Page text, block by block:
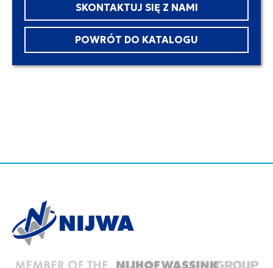
SKONTAKTUJ SIĘ Z NAMI
POWRÓT DO KATALOGU